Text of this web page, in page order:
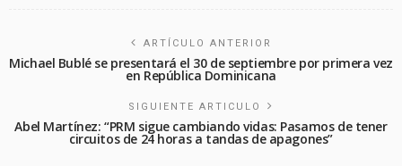
ARTÍCULO ANTERIOR
Michael Bublé se presentará el 30 de septiembre por primera vez
en República Dominicana
SIGUIENTE ARTICULO
Abel Martínez: “PRM sigue cambiando vidas: Pasamos de tener
circuitos de 24 horas a tandas de apagones”